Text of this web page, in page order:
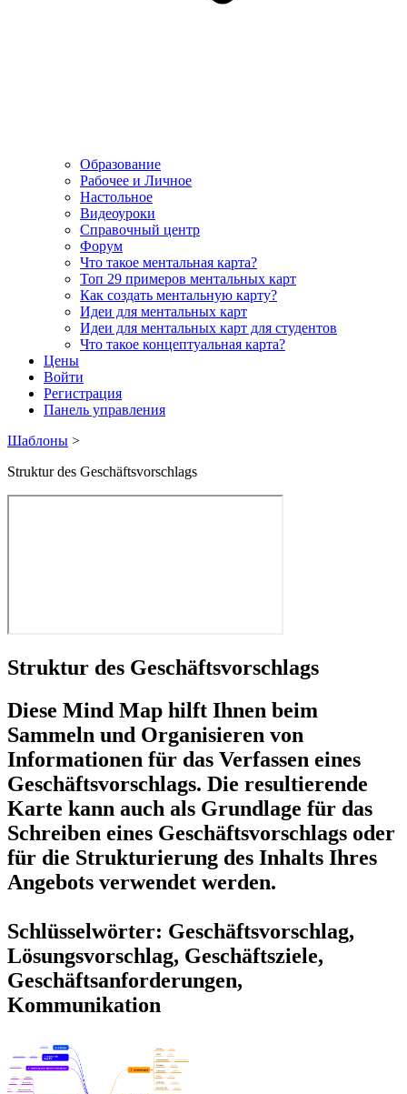
Образование
Рабочее и Личное
Настольное
Видеоуроки
Справочный центр
Форум
Что такое ментальная карта?
Топ 29 примеров ментальных карт
Как создать ментальную карту?
Идеи для ментальных карт
Идеи для ментальных карт для студентов
Что такое концептуальная карта?
Цены
Войти
Регистрация
Панель управления
Шаблоны >
Struktur des Geschäftsvorschlags
Struktur des Geschäftsvorschlags
Diese Mind Map hilft Ihnen beim
Sammeln und Organisieren von
Informationen für das Verfassen eines
Geschäftsvorschlags. Die resultierende
Karte kann auch als Grundlage für das
Schreiben eines Geschäftsvorschlags oder
für die Strukturierung des Inhalts Ihres
Angebots verwendet werden.
Schlüsselwörter: Geschäftsvorschlag,
Lösungsvorschlag, Geschäftsziele,
Geschäftsanforderungen,
Kommunikation